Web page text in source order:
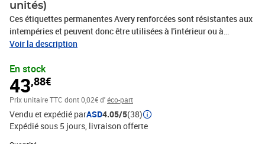
unités)
Ces étiquettes permanentes Avery renforcées sont résistantes aux
intempéries et peuvent donc être utilisées à l'intérieur ou à
l'extérieur.Ces étiquettes robustes et durables d'Avery sont
étiquettes en papier normales. Elles offrent une adhésion extra-
forte et résistent à l'eau, à l'huile, à la saleté, aux rayons UV et aux
températures extrêmes (-20°C à 80°C). Utilisables à l'extérieur,
elles peuvent être appliquées sur le métal, le plastique, le tissu, le
polycarbonate, le verre et les surfaces peintes, vos objets peuvent
donc rester à l'extérieur en cas de vent et de pluie. Adaptées à
Voir la description
En stock
43,88€
Prix unitaire TTC dont 0,02€ d'éco-part
Vendu et expédié parASD4.05/5(38)
Expédié sous 5 jours livraison offerte